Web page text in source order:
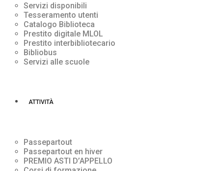
Servizi disponibili
Tesseramento utenti
Catalogo Biblioteca
Prestito digitale MLOL
Prestito interbibliotecario
Bibliobus
Servizi alle scuole
ATTIVITÀ
Passepartout
Passepartout en hiver
PREMIO ASTI D’APPELLO